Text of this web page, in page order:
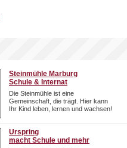
Steinmühle Marburg
Schule & Internat
Die Steinmühle ist eine
Gemeinschaft, die trägt. Hier kann
Ihr Kind leben, lernen und wachsen!
Urspring
macht Schule und mehr